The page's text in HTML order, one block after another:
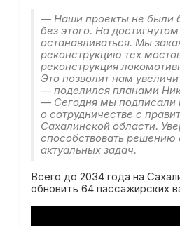
— Наши проекты не были
без этого. На
останавливаться. Мы
реконструкцию тех
реконструкция
Это позволит нам
— поделился планами
— Сегодня мы подписали
о сотрудничестве с
Сахалинской области.
способствовать решению
актуальных задач.
Всего до 2034 года на
обновить 64 пассажирских